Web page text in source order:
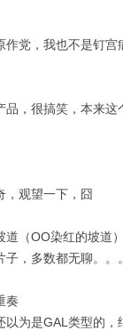
作党，我也不是钉
品，很搞笑，本来
，观望一下，囧
道（OO染红的坡道）
子，多数都无聊。。
奏
以为是GAL类型的